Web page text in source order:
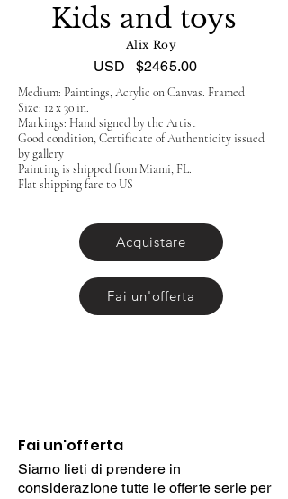
Kids and toys
Alix Roy
USD $2465.00
Medium: Paintings, Acrylic on Canvas. Framed
Size: 12 x 30 in.
Markings: Hand signed by the Artist
Good condition, Certificate of Authenticity issued
by gallery
Painting is shipped from Miami, FL.
Flat shipping fare to US
Acquistare
Fai un'offerta
Fai un'offerta
Siamo lieti di prendere in
considerazione tutte le offerte serie per